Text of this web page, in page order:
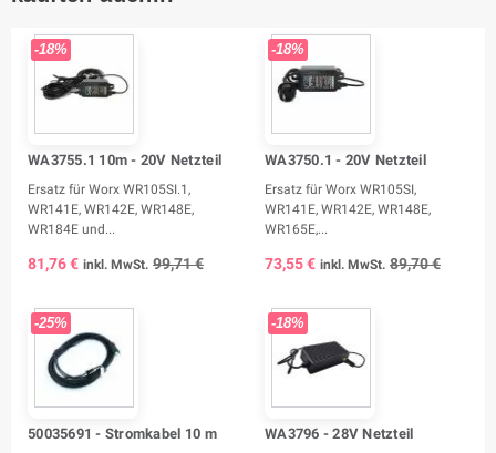
-18%
WA3755.1 10m - 20V Netzteil
Ersatz für Worx WR105SI.1,
WR141E, WR142E, WR148E,
WR184E und...
81,76 € inkl. MwSt. 99,71 €
-18%
WA3750.1 - 20V Netzteil
Ersatz für Worx WR105SI,
WR141E, WR142E, WR148E,
WR165E,...
73,55 € inkl. MwSt. 89,70 €
-25%
50035691 - Stromkabel 10 m
-18%
WA3796 - 28V Netzteil